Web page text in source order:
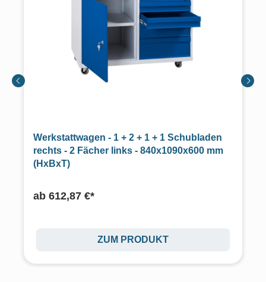
Werkstattwagen - 1 + 2 + 1 + 1 Schubladen
rechts - 2 Fächer links - 840x1090x600 mm
(HxBxT)
ab 612,87 €*
ZUM PRODUKT